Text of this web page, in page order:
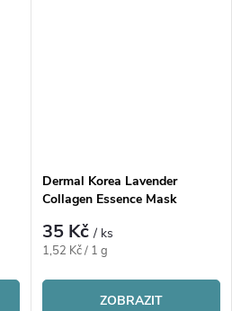
Dermal Korea Lavender
Collagen Essence Mask
35 Kč/ ks
Měrná
1,52 Kč / 1 g
ZOBRAZIT